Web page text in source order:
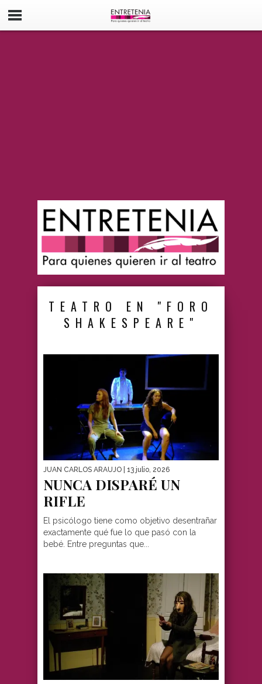
TEATRO EN "FORO
SHAKESPEARE"
JUAN CARLOS ARAUJO | 13 julio, 2026
NUNCA DISPARÉ UN
RIFLE
El psicólogo tiene como objetivo desentrañar
exactamente qué fue lo que pasó con la
bebé. Entre preguntas que...